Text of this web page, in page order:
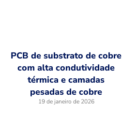
PCB de substrato de cobre
com alta condutividade
térmica e camadas
pesadas de cobre
19 de janeiro de 2026